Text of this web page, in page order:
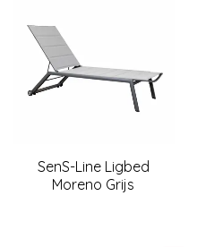
SenS-Line Ligbed
Moreno Grijs